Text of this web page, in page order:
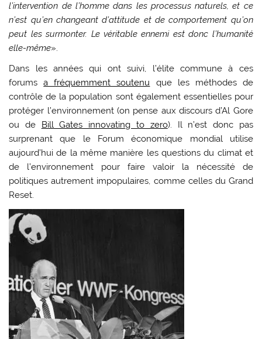
l’intervention de l’homme dans les processus naturels, et ce
n’est qu’en changeant d’attitude et de comportement qu’on
peut les surmonter. Le véritable ennemi est donc l’humanité
elle-même».
Dans les années qui ont suivi, l’élite commune à ces
forumsa fréquemment soutenu que les méthodes de
contrôle de la population sont également essentielles pour
protéger l’environnement (on pense aux discours d’Al Gore
ou de
Bill Gates innovating to zero). Il n’est donc pas
surprenant que le Forum économique mondial utilise
aujourd’hui de la même manière les questions du climat et
de l’environnement pour faire valoir la nécessité de
politiques autrement impopulaires, comme celles du Grand
Reset.